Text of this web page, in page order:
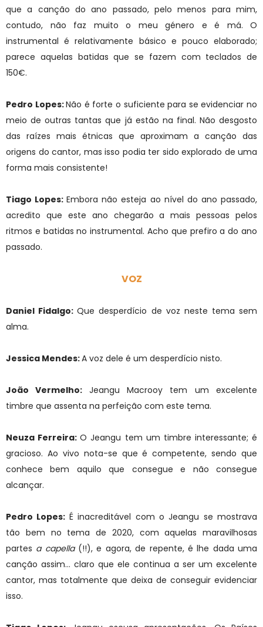
que a canção do ano passado, pelo menos para mim,
contudo, não faz muito o meu género e é má. O
instrumental é relativamente básico e pouco elaborado;
parece aquelas batidas que se fazem com teclados de
150€.
Pedro Lopes:Não é forte o suficiente para se evidenciar no
meio de outras tantas que já estão na final. Não desgosto
das raízes mais étnicas que aproximam a canção das
origens do cantor, mas isso podia ter sido explorado de uma
forma mais consistente!
Tiago Lopes:Embora não esteja ao nível do ano passado,
acredito que este ano chegarão a mais pessoas pelos
ritmos e batidas no instrumental. Acho que prefiro a do ano
passado.
VOZ
Daniel Fidalgo:Que desperdício de voz neste tema sem
alma.
Jessica Mendes:A voz dele é um desperdício nisto.
João Vermelho: Jeangu Macrooy tem um excelente
timbre que assenta na perfeição com este tema.
Neuza Ferreira:O Jeangu tem um timbre interessante; é
gracioso. Ao vivo nota-se que é competente, sendo que
conhece bem aquilo que consegue e não consegue
alcançar.
Pedro Lopes: É inacreditável com o Jeangu se mostrava
tão bem no tema de 2020, com aquelas maravilhosas
partes a capella(!!), e agora, de repente, é lhe dada uma
canção assim… claro que ele continua a ser um excelente
cantor, mas totalmente que deixa de conseguir evidenciar
isso.